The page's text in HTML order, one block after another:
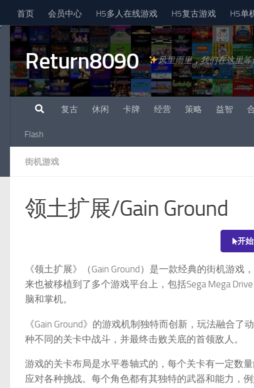
跳至内容
首页 会员中心 H5多人在线游戏 H5复古游戏 H5单
Return8090 风里雨里，我们在这里等
复古 休闲 卡牌 经营 策略 益智
Flash
街机游戏
领土扩展/Gain Ground
开
《领土扩展》（Gain Ground）是一款经典的街机游
来也被移植到了多个游戏平台上，包括Sega Mega
脑和掌机。
《Gain Ground》的游戏机制独特而创新，玩法融合
种不同的关卡中战斗，并最终击败关底的首领敌人。
游戏的关卡布局是水平卷轴式的，每个关卡有一定数
应对各种挑战。每个角色都有其独特的武器和能力，